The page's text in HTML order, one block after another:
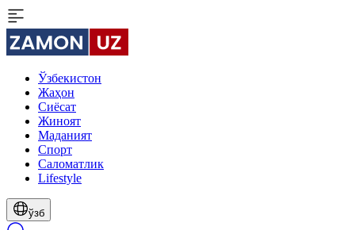
Ўзбекистон
Жаҳон
Сиёсат
Жиноят
Маданият
Спорт
Cаломатлик
Lifestyle
ўзб